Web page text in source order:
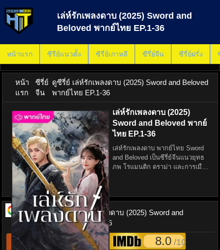
เล่ห์รักเพลงดาบ (2025) Sword and
Beloved พากย์ไทย EP.1-36
หน้าแรก ซีรีย์แนวตั้ง ซีรี่ย์เกาหลี ซีรี่ย์จีน ซีรี่ย์ฝรั่ง
หน้า
แรก
ซีรี่ย์
จีน
ดูซีรี่ย์ เล่ห์รักเพลงดาบ (2025) Sword and Beloved
พากย์ไทย EP.1-36
เล่ห์รักเพลงดาบ (2025)
Sword and Beloved พากย์
ไทย EP.1-36
เล่ห์รักเพลงดาบ พากย์ไทย Sword
and Beloved เป็นซีรี่ย์จีนแนวยุทธ
ภพ โรแมนติก ดราม่า และการเมือง
ความลับอันดำมืด ขณะที่ยุทธภพ
ดูซีรี่ย์ ออนไลน์ เล่ห์รักเพลงดาบ (2025) Sword and
Beloved พากย์ไทย EP.1-36
รีเฟชหนังไม่เล่น แจ้งหนังเสีย 8.0 /10